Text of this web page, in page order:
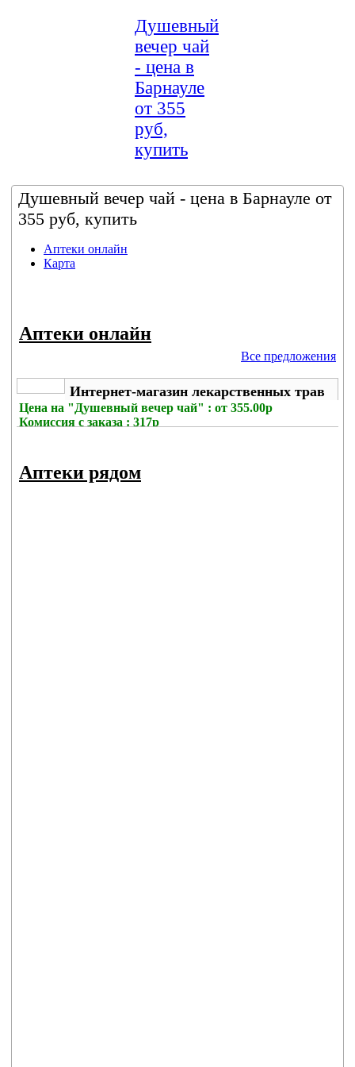
Душевный
вечер чай
- цена в
Барнауле
от 355
руб,
купить
Душевный вечер чай - цена в Барнауле от
355 руб, купить
Аптеки онлайн
Карта
Аптеки онлайн
Все предложения
Интернет-магазин лекарственных трав
Цена на "Душевный вечер чай" : от 355.00р
Комиссия с заказа : 317р
Аптеки рядом